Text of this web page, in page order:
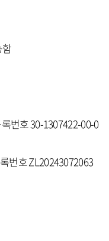
번호 30-1307422-00-0
번호 ZL20243072063